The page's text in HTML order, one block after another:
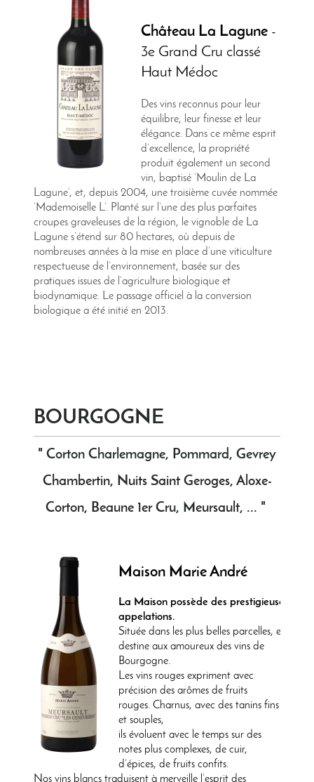
Château La Lagune -
3e Grand Cru classé
Haut Médoc
Des vins reconnus pour leur
équilibre, leur finesse et leur
élégance. Dans ce même esprit
d’excellence, la propriété
produit également un second
vin, baptisé ‘Moulin de La
Lagune’, et, depuis 2004, une troisième cuvée nommée
‘Mademoiselle L’. Planté sur l’une des plus parfaites
croupes graveleuses de la région, le vignoble de La
Lagune s’étend sur 80 hectares, où depuis de
nombreuses années à la mise en place d’une viticulture
respectueuse de l’environnement, basée sur des
pratiques issues de l’agriculture biologique et
biodynamique. Le passage officiel à la conversion
biologique a été initié en 2013.
BOURGOGNE
" Corton Charlemagne, Pommard, Gevrey
Chambertin, Nuits Saint Geroges, Aloxe-
Corton, Beaune 1er Cru, Meursault, ... "
Maison Marie André
La Maison possède des prestigieuses
appelations.
Située dans les plus belles parcelles, elle se
destine aux amoureux des vins de
Bourgogne.
Les vins rouges expriment avec
précision des arômes de fruits
rouges. Charnus, avec des tanins fins
et souples,
ils évoluent avec le temps sur des
notes plus complexes, de cuir,
d’épices, de fruits confits.
Nos vins blancs traduisent à merveille l’esprit des